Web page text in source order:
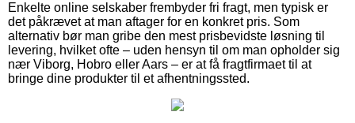
Enkelte online selskaber frembyder fri fragt, men typisk er
det påkrævet at man aftager for en konkret pris. Som
alternativ bør man gribe den mest prisbevidste løsning til
levering, hvilket ofte – uden hensyn til om man opholder sig
nær Viborg, Hobro eller Aars – er at få fragtfirmaet til at
bringe dine produkter til et afhentningssted.